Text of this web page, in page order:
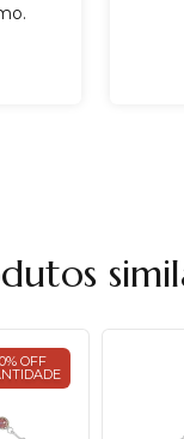
OFF